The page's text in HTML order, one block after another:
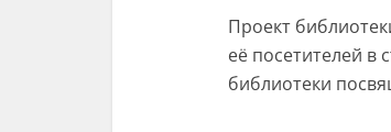
Проект
её посетителей в
библиотеки